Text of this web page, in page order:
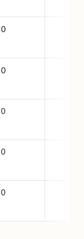
0
0
0
0
0